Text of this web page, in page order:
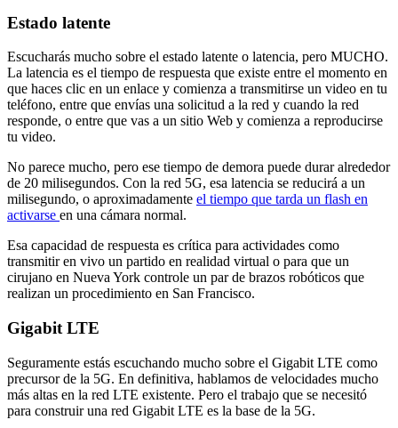
Estado latente
Escucharás mucho sobre el estado latente o latencia, pero MUCHO.
La latencia es el tiempo de respuesta que existe entre el momento en
que haces clic en un enlace y comienza a transmitirse un video en tu
teléfono, entre que envías una solicitud a la red y cuando la red
responde, o entre que vas a un sitio Web y comienza a reproducirse
tu video.
No parece mucho, pero ese tiempo de demora puede durar alrededor
de 20 milisegundos. Con la red 5G, esa latencia se reducirá a un
milisegundo, o aproximadamente el tiempo que tarda un flash en
activarse en una cámara normal.
Esa capacidad de respuesta es crítica para actividades como
transmitir en vivo un partido en realidad virtual o para que un
cirujano en Nueva York controle un par de brazos robóticos que
realizan un procedimiento en San Francisco.
Gigabit LTE
Seguramente estás escuchando mucho sobre el Gigabit LTE como
precursor de la 5G. En definitiva, hablamos de velocidades mucho
más altas en la red LTE existente. Pero el trabajo que se necesitó
para construir una red Gigabit LTE es la base de la 5G.